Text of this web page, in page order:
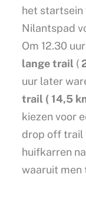
het startsein
Nilantspad
Om 12.30
lange trail (
uur later
trail ( 14,5
kiezen voor
drop off trail
huifkarren
waaruit men